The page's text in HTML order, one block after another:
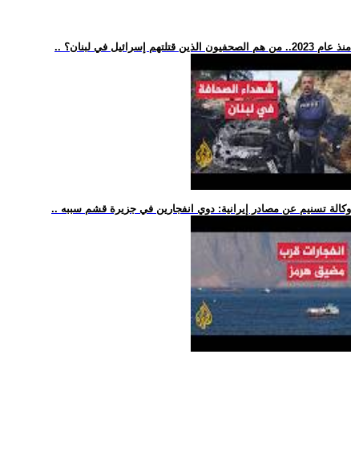
.. منذ عام 2023.. من هم الصحفيون الذين قتلتهم إسرائيل في لبنان؟
.. وكالة تسنيم عن مصادر إيرانية: دوي انفجارين في جزيرة قشم سببه